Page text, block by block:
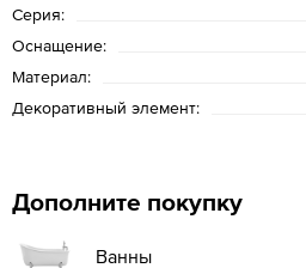
Серия:
Оснащение:
Материал:
Декоративный элемент:
Дополните покупку
Ванны